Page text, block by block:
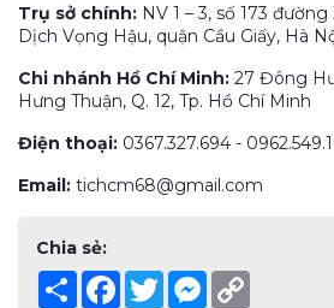
Trụ sở chính: NV 1 – 3, số 173
Dịch Vọng Hậu, quận Cầu Giấy, Hà
Chi nhánh Hồ Chí Minh: 27 Đông
Hưng Thuận, Q. 12, Tp. Hồ Chí Minh
Điện thoại: 0367.327.694 -
Email: tichcm68@gmail.com
Chia sẻ:
Share Facebook
TwitterMessenger